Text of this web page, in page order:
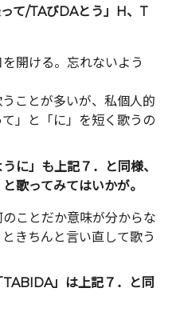
て/TAびDAとう」H、T
を開ける。忘れないよう
うことが多いが、私個人的
」と「に」を短く歌うの
に」も上記７．と同様、
歌ってみてはいかが。
のことだか意味が分からな
きちんと言い直して歌う
」は上記７．と同